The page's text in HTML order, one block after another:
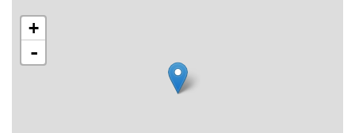
+
-